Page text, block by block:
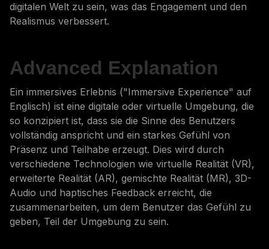
digitalen Welt zu sein, was das Engagement und den
Realismus verbessert.
Advanced Explanation
Ein immersives Erlebnis ("Immersive Experience" auf
Englisch) ist eine digitale oder virtuelle Umgebung, die
so konzipiert ist, dass sie die Sinne des Benutzers
vollständig anspricht und ein starkes Gefühl von
Präsenz und Teilhabe erzeugt. Dies wird durch
verschiedene Technologien wie virtuelle Realität (VR),
erweiterte Realität (AR), gemischte Realität (MR), 3D-
Audio und haptisches Feedback erreicht, die
zusammenarbeiten, um dem Benutzer das Gefühl zu
geben, Teil der Umgebung zu sein.